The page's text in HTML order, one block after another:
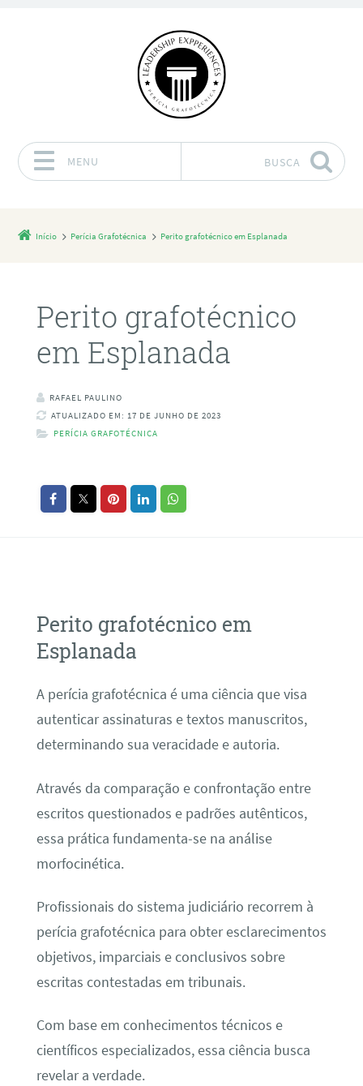
MENU BUSCA
Início Perícia Grafotécnica Perito grafotécnico em Esplanada
Perito grafotécnico
em Esplanada
RAFAEL PAULINO
ATUALIZADO EM: 17 DE JUNHO DE 2023
PERÍCIA GRAFOTÉCNICA
Perito grafotécnico em
Esplanada
A perícia grafotécnica é uma ciência que visa
autenticar assinaturas e textos manuscritos,
determinando sua veracidade e autoria.
Através da comparação e confrontação entre
escritos questionados e padrões autênticos,
essa prática fundamenta-se na análise
morfocinética.
Profissionais do sistema judiciário recorrem à
perícia grafotécnica para obter esclarecimentos
objetivos, imparciais e conclusivos sobre
escritas contestadas em tribunais.
Com base em conhecimentos técnicos e
científicos especializados, essa ciência busca
revelar a verdade.